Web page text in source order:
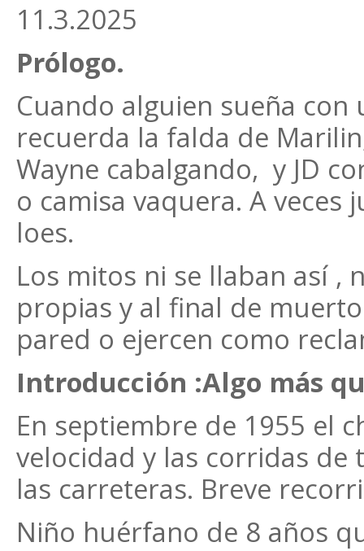
11.3.2025
Prólogo.
Cuando alguien sueña
recuerda la falda de
Wayne cabalgando, y JD
o camisa vaquera. A
loes.
Los mitos ni se llaban así ,
propias y al final de
pared o ejercen como
Introducción :Algo más
En septiembre de 1955 el
velocidad y las corridas de
las carreteras. Breve
Niño huérfano de 8 años